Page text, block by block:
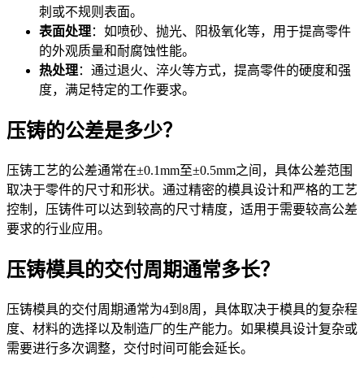
刺或不规则表面。
表面处理：如喷砂、抛光、阳极氧化等，用于提高零件
的外观质量和耐腐蚀性能。
热处理：通过退火、淬火等方式，提高零件的硬度和强
度，满足特定的工作要求。
压铸的公差是多少？
压铸工艺的公差通常在±0.1mm至±0.5mm之间，具体公差范围
取决于零件的尺寸和形状。通过精密的模具设计和严格的工艺
控制，压铸件可以达到较高的尺寸精度，适用于需要较高公差
要求的行业应用。
压铸模具的交付周期通常多长？
压铸模具的交付周期通常为4到8周，具体取决于模具的复杂程
度、材料的选择以及制造厂的生产能力。如果模具设计复杂或
需要进行多次调整，交付时间可能会延长。